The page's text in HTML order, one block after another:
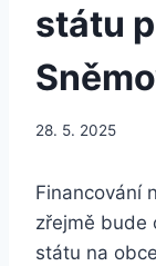
státu
28. 5. 2025
Financování
zřejmě bude
státu na